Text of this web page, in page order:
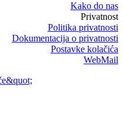
Kako do nas
Privatnost
Politika privatnosti
Dokumentacija o privatnosti
Postavke kolačića
WebMail